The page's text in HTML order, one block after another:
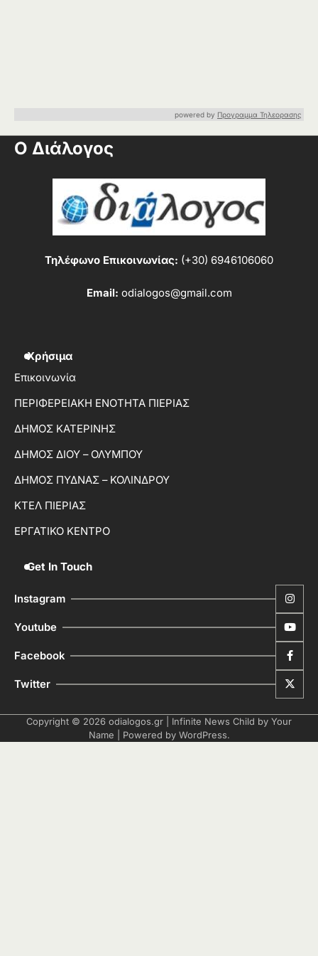
powered by Προγραμμα Τηλεορασης
Ο Διάλογος
Τηλέφωνο Επικοινωνίας: (+30) 6946106060
Email: odialogos@gmail.com
Χρήσιμα
Επικοινωνία
ΠΕΡΙΦΕΡΕΙΑΚΗ ΕΝΟΤΗΤΑ ΠΙΕΡΙΑΣ
ΔΗΜΟΣ ΚΑΤΕΡΙΝΗΣ
ΔΗΜΟΣ ΔΙΟΥ – ΟΛΥΜΠΟΥ
ΔΗΜΟΣ ΠΥΔΝΑΣ – ΚΟΛΙΝΔΡΟΥ
ΚΤΕΛ ΠΙΕΡΙΑΣ
ΕΡΓΑΤΙΚΟ ΚΕΝΤΡΟ
Get In Touch
Instagram
Youtube
Facebook
Twitter
Copyright © 2026 odialogos.gr | Infinite News Child by Your
Name | Powered by WordPress.